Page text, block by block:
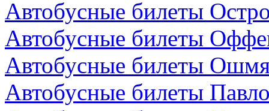
Автобусные билеты
Автобусные билеты
Автобусные билеты
Автобусные билеты